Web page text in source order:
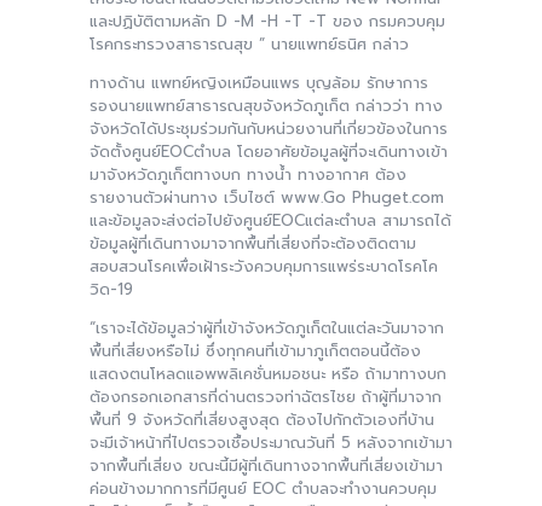
และปฏิบัติตามหลัก D -M -H -T -T ของ กรมควบคุม
โรคกระทรวงสาธารณสุข ” นายแพทย์ธนิศ กล่าว
ทางด้าน แพทย์หญิงเหมือนแพร บุญล้อม รักษาการ
รองนายแพทย์สาธารณสุขจังหวัดภูเก็ต กล่าวว่า ทาง
จังหวัดไดัประชุมร่วมกันกับหน่วยงานที่เกี่ยวข้องในการ
จัดตั้งศูนย์EOCตำบล โดยอาศัยข้อมูลผู้ที่จะเดินทางเข้า
มาจังหวัดภูเก็ตทางบก ทางน้ำ ทางอากาศ ต้อง
รายงานตัวผ่านทาง เว็บไซต์ www.Go Phuget.com
และข้อมูลจะส่งต่อไปยังศูนย์EOCแต่ละตำบล สามารถได้
ข้อมูลผู้ที่เดินทางมาจากพื้นที่เสี่ยงที่จะต้องติดตาม
สอบสวนโรคเพื่อเฝ้าระวังควบคุมการแพร่ระบาดโรคโค
วิด-19
“เราจะได้ข้อมูลว่าผู้ที่เข้าจังหวัดภูเก็ตในแต่ละวันมาจาก
พื้นที่เสี่ยงหรือไม่ ซึ่งทุกคนที่เข้ามาภูเก็ตตอนนี้ต้อง
แสดงตนโหลดแอพพลิเคชั่นหมอชนะ หรือ ถ้ามาทางบก
ต้องกรอกเอกสารที่ด่านตรวจท่าฉัตรไชย ถ้าผู้ที่มาจาก
พื้นที่ 9 จังหวัดที่เสี่ยงสูงสุด ต้องไปกักตัวเองที่บ้าน
จะมีเจ้าหน้าที่ไปตรวจเชื้อประมาณวันที่ 5 หลังจากเข้ามา
จากพื้นที่เสี่ยง ขณะนี้มีผู้ที่เดินทางจากพื้นที่เสี่ยงเข้ามา
ค่อนข้างมากการที่มีศูนย์ EOC ตำบลจะทำงานควบคุม